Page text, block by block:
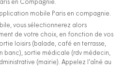
en Compagnie.
mobile Paris en compagnie.
vous sélectionnerez alors
de votre choix, en fonction de vos
loisirs (balade, café en terrasse,
banc), sortie médicale (rdv médecin,
(mairie). Appelez l’aîné au